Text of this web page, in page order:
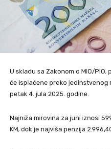
U skladu sa Zakonom o MIO/
će isplaćene preko jedinstvenog
petak 4. jula 2025. godine.
Najniža mirovina za juni iznosi
KM, dok je najviša penzija